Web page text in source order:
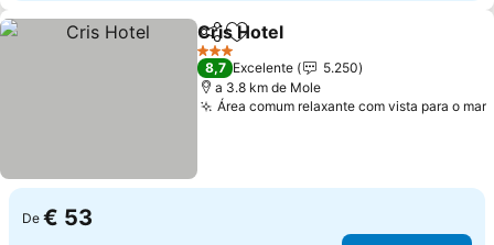
PartilharAdicionar aos favoritos
Cris Hotel
3 Estrelas
8,7 Excelente
5.250
a 3.8 km de Mole
Área comum relaxante com vista para o mar
De € 53